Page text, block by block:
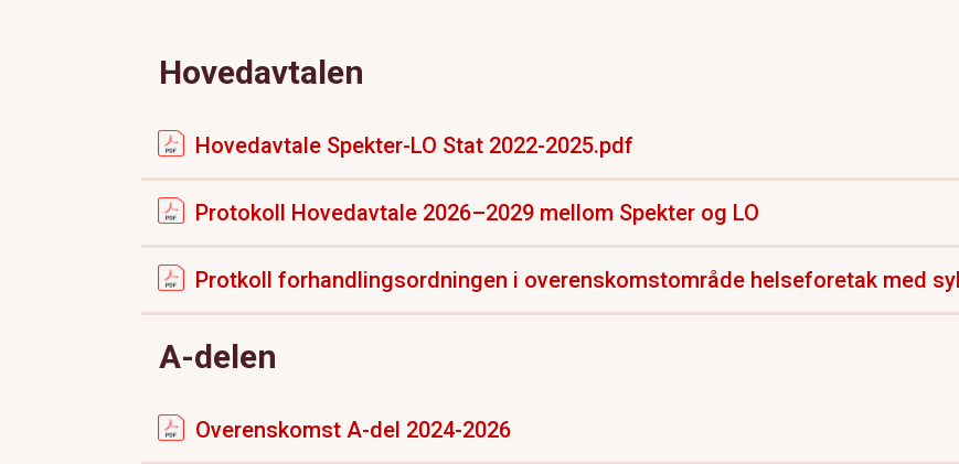
Hovedavtalen
Hovedavtale Spekter-LO Stat 2022-2025.pdf
Protokoll Hovedavtale 2026–2029 mellom Spekter og LO
Protkoll forhandlingsordningen i overenskomstområde helseforetak med
A-delen
Overenskomst A-del 2024-2026